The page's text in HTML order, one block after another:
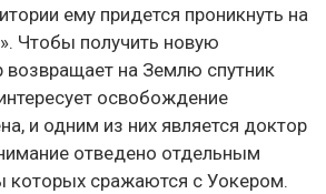
ему придется проникнуть на
Чтобы получить новую
возвращает на Землю спутник
освобождение
и одним из них является доктор
отведено отдельным
которых сражаются с Уокером.